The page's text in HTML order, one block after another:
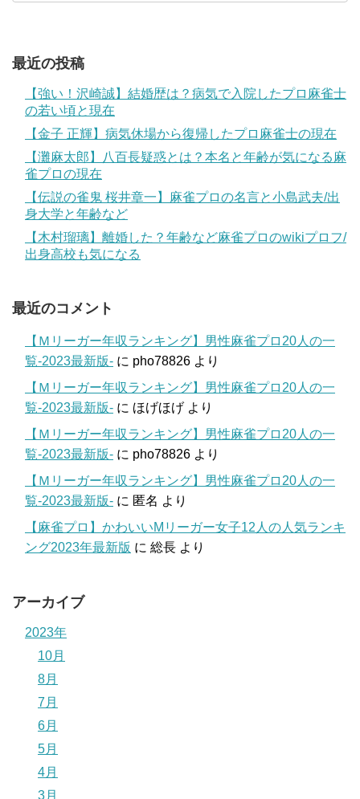
最近の投稿
【強い！沢崎誠】結婚歴は？病気で入院したプロ麻雀士
の若い頃と現在
【金子 正輝】病気休場から復帰したプロ麻雀士の現在
【灘麻太郎】八百長疑惑とは？本名と年齢が気になる麻
雀プロの現在
【伝説の雀鬼 桜井章一】麻雀プロの名言と小島武夫/出
身大学と年齢など
【木村瑠璃】離婚した？年齢など麻雀プロのwikiプロフ/
出身高校も気になる
最近のコメント
【Ｍリーガー年収ランキング】男性麻雀プロ20人の一
覧-2023最新版- に pho78826 より
【Ｍリーガー年収ランキング】男性麻雀プロ20人の一
覧-2023最新版- に ほげほげ より
【Ｍリーガー年収ランキング】男性麻雀プロ20人の一
覧-2023最新版- に pho78826 より
【Ｍリーガー年収ランキング】男性麻雀プロ20人の一
覧-2023最新版- に 匿名 より
【麻雀プロ】かわいいMリーガー女子12人の人気ランキ
ング2023年最新版 に 総長 より
アーカイブ
2023年
10月
8月
7月
6月
5月
4月
3月